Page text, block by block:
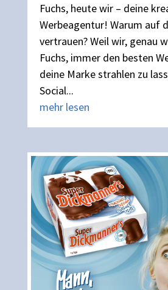
Fuchs, heute wir – deine
Werbeagentur! Warum auf
vertrauen? Weil wir, genau
Fuchs, immer den besten
deine Marke strahlen zu
Social...
mehr lesen